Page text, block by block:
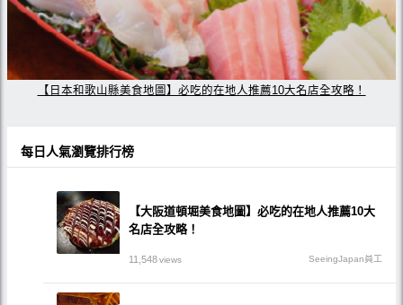
【日本和歌山縣美食地圖】必吃的在地人推薦10大名店全攻略！
每日人氣瀏覽排行榜
【大阪道頓堀美食地圖】必吃的在地人推薦10大
名店全攻略！
11,548views SeeingJapan員工